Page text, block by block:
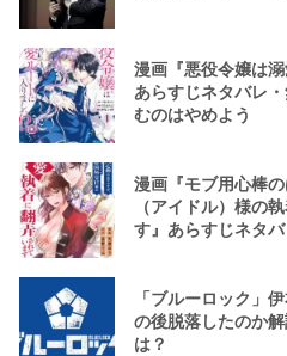
漫画『悪役令嬢は
あらすじネタバレ
むのはやめよう
漫画『モブ用心棒
（アイドル）様の
す』あらすじネタ
「ブルーロック」
の後脱落したのか
は？